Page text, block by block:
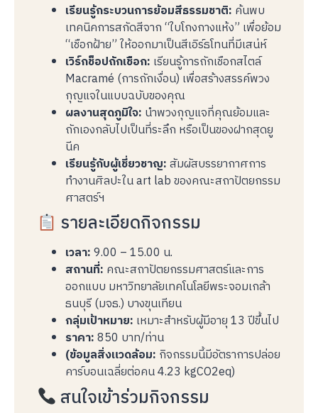
เรียนรู้กระบวนการย้อมสีธรรมชาติ: ค้นพบ
เทคนิคการสกัดสีจาก “ใบโกงกางแห้ง” เพื่อย้อม
“เชือกฝ้าย” ให้ออกมาเป็นสีเอิร์ธโทนที่มีเสน่ห์
เวิร์กช็อปถักเชือก: เรียนรู้การถักเชือกสไตล์
Macramé (การถักเงื่อน) เพื่อสร้างสรรค์พวง
กุญแจในแบบฉบับของคุณ
ผลงานสุดภูมิใจ: นำพวงกุญแจที่คุณย้อมและ
ถักเองกลับไปเป็นที่ระลึก หรือเป็นของฝากสุดยู
นีค
เรียนรู้กับผู้เชี่ยวชาญ:สัมผัสบรรยากาศการ
ทำงานศิลปะใน art lab ของคณะสถาปัตยกรรม
ศาสตร์ฯ
รายละเอียดกิจกรรม
เวลา:9.00 – 15.00 น.
สถานที่: คณะสถาปัตยกรรมศาสตร์และการ
ออกแบบ มหาวิทยาลัยเทคโนโลยีพระจอมเกล้า
ธนบุรี (มจธ.) บางขุนเทียน
กลุ่มเป้าหมาย: เหมาะสำหรับผู้มีอายุ 13 ปีขึ้นไป
ราคา:850 บาท/ท่าน
(ข้อมูลสิ่งแวดล้อม: กิจกรรมนี้มีอัตราการปล่อย
คาร์บอนเฉลี่ยต่อคน 4.23 kgCO2eq)
สนใจเข้าร่วมกิจกรรม